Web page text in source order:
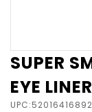
SUPER
EYE